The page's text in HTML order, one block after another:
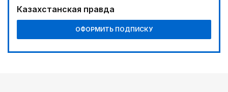
Казахстанская правда
ОФОРМИТЬ ПОДПИСКУ